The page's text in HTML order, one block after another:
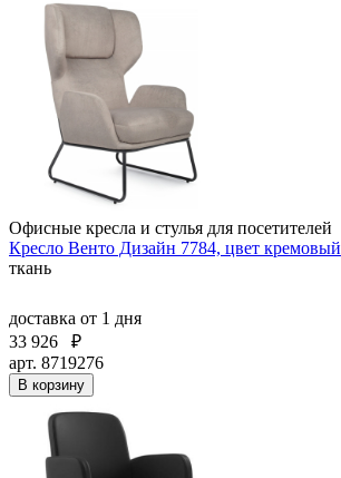
Офисные кресла и стулья для посетителей
Кресло Венто Дизайн 7784, цвет кремовый
ткань
доставка от 1 дня
33 926
₽
арт. 8719276
В корзину